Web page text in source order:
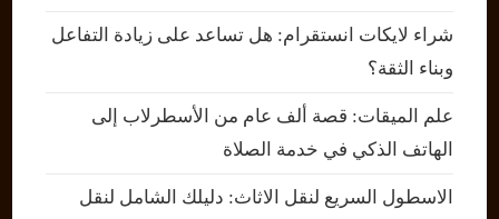
شراء لايكات انستقرام: هل تساعد على زيادة التفاعل
وبناء الثقة؟
علم الميقات: قصة ألف عام من الأسطرلاب إلى
الهاتف الذكي في خدمة الصلاة
الاسطول السريع لنقل الاثاث: دليلك الشامل لنقل